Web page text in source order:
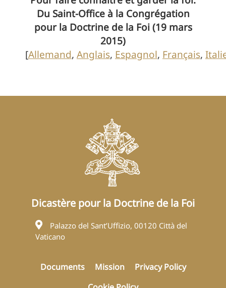
Du Saint-Office à la Congrégation
pour la Doctrine de la Foi (19 mars
2015)
[Allemand, Anglais, Espagnol, Français,
Dicastère pour la Doctrine de la Foi
Palazzo del Sant’Uffizio, 00120 Città del
Vaticano
Documents Mission
Privacy Policy